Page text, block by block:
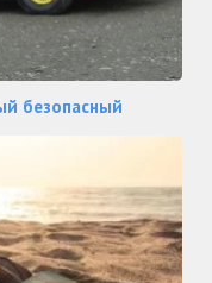
безопасный